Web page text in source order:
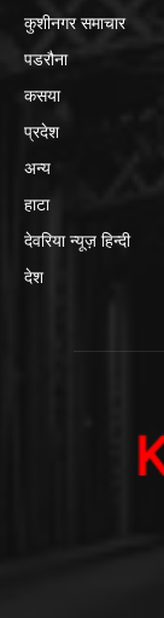
कुशीनगर समाचार
पडरौना
कसया
प्रदेश
अन्य
हाटा
देवरिया न्यूज़ हिन्दी
देश